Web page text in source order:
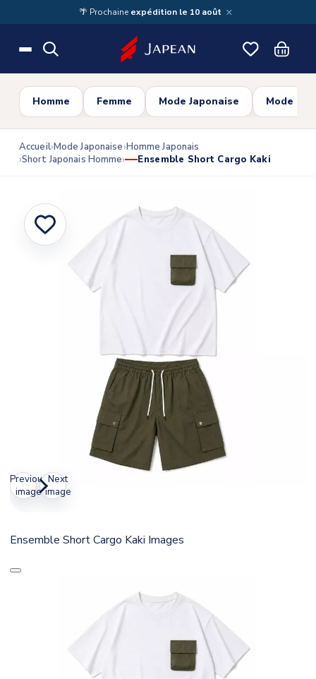
Skip to main content🌴 Prochaine expédition le 10 août ×
Homme Femme Mode Japonaise Mode
Accueil Mode Japonaise Homme Japonais
Short Japonais Homme
Ensemble Short Cargo Kaki
Previous
image
Next
image
Ensemble Short Cargo Kaki Images